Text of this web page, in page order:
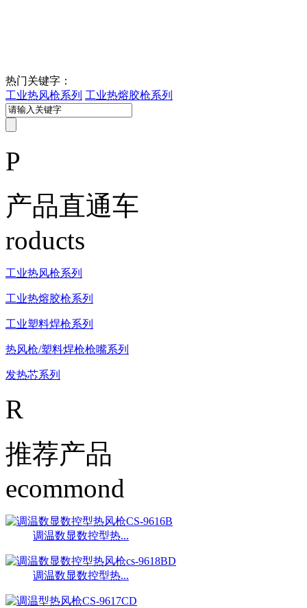
热门关键字：
工业热风枪系列 工业热熔胶枪系列
P
产品直通车
roducts
工业热风枪系列
工业热熔胶枪系列
工业塑料焊枪系列
热风枪/塑料焊枪枪嘴系列
发热芯系列
R
推荐产品
ecommond
调温数显数控型热...
调温数显数控型热...